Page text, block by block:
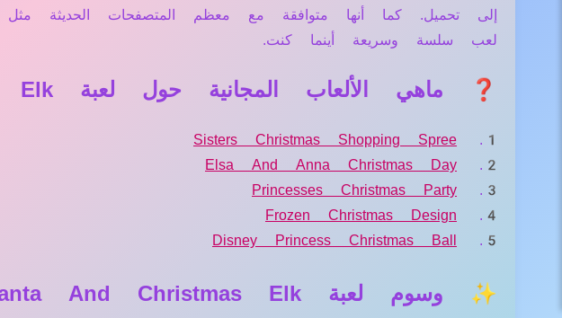
إلى تحميل. كما أنها متوافقة مع معظم المتصفحات الحديثة
لعب سلسة وسريعة أينما كنت.
❓ ماهي الألعاب المجانية حول لعبة Save Injured Santa And Christmas Elk؟
Sisters Christmas Shopping Spree
Elsa And Anna Christmas Day
Princesses Christmas Party
Frozen Christmas Design
Disney Princess Christmas Ball
✨ وسوم لعبة Save Injured Santa And Christmas Elk